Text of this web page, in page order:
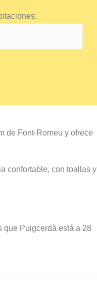
de Font-Romeu y ofrece
confortable, con toallas y
que Puigcerdà está a 28